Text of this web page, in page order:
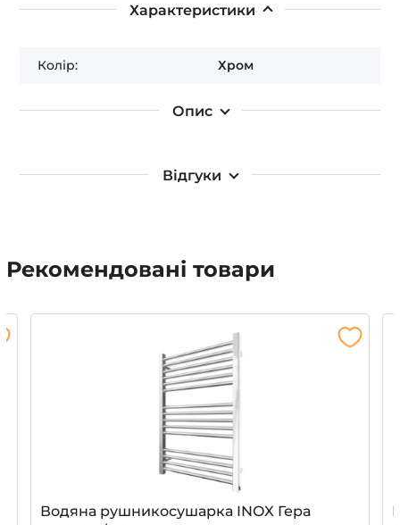
Опис
Характеристики
Колір: Хром
Відгуки
Рекомендовані товари
Водяна рушникосушарка INOX Гера